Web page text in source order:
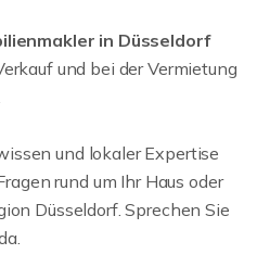
in Düsseldorf
und bei der Vermietung
und lokaler Expertise
rund um Ihr Haus oder
Düsseldorf. Sprechen Sie